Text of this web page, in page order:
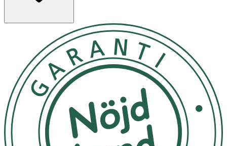
Koka vattnet om du är osäker på kvalitén eller använd
köpt vatten på flaska.
-Servera kall men inte iskall.
- Överskrid inte rekommenderad dos.
- Kosttillskott bör inte användas som alternativ till en
varierad kost.
- -Förvara i kylskåp efter tillredning och använd inom 6
timmar. Kan efter tillredning även förvaras i
rumstemperatur i 3 timmar.